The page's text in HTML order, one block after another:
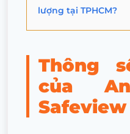
lượng tại TPHCM?
Thông
của
Safeview